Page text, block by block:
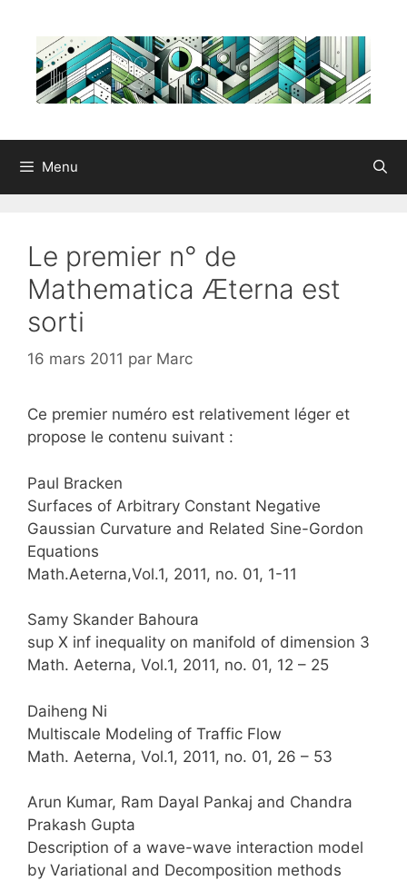
contenu
Menu
Le premier n° de
Mathematica Æterna est
sorti
16 mars 2011 par Marc
Ce premier numéro est relativement léger et
propose le contenu suivant :
Paul Bracken
Surfaces of Arbitrary Constant Negative
Gaussian Curvature and Related Sine-Gordon
Equations
Math.Aeterna,Vol.1, 2011, no. 01, 1-11
Samy Skander Bahoura
sup X inf inequality on manifold of dimension 3
Math. Aeterna, Vol.1, 2011, no. 01, 12 – 25
Daiheng Ni
Multiscale Modeling of Traffic Flow
Math. Aeterna, Vol.1, 2011, no. 01, 26 – 53
Arun Kumar, Ram Dayal Pankaj and Chandra
Prakash Gupta
Description of a wave-wave interaction model
by Variational and Decomposition methods